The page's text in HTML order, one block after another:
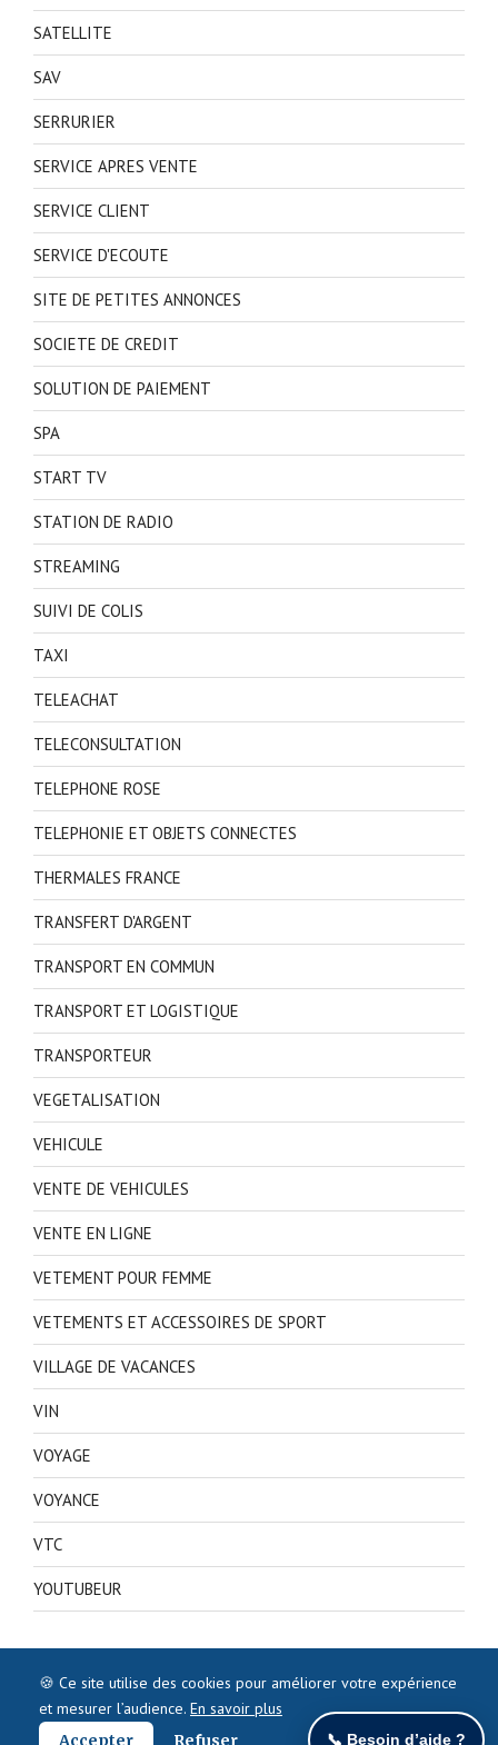
SATELLITE
SAV
SERRURIER
SERVICE APRES VENTE
SERVICE CLIENT
SERVICE D'ECOUTE
SITE DE PETITES ANNONCES
SOCIETE DE CREDIT
SOLUTION DE PAIEMENT
SPA
START TV
STATION DE RADIO
STREAMING
SUIVI DE COLIS
TAXI
TELEACHAT
TELECONSULTATION
TELEPHONE ROSE
TELEPHONIE ET OBJETS CONNECTES
THERMALES FRANCE
TRANSFERT D'ARGENT
TRANSPORT EN COMMUN
TRANSPORT ET LOGISTIQUE
TRANSPORTEUR
VEGETALISATION
VEHICULE
VENTE DE VEHICULES
VENTE EN LIGNE
VETEMENT POUR FEMME
VETEMENTS ET ACCESSOIRES DE SPORT
VILLAGE DE VACANCES
VIN
VOYAGE
VOYANCE
VTC
YOUTUBEUR
🍪 Ce site utilise des cookies pour améliorer votre expérience
et mesurer l’audience. En savoir plus
Accepter
Refuser 📞 Besoin d’aide ?